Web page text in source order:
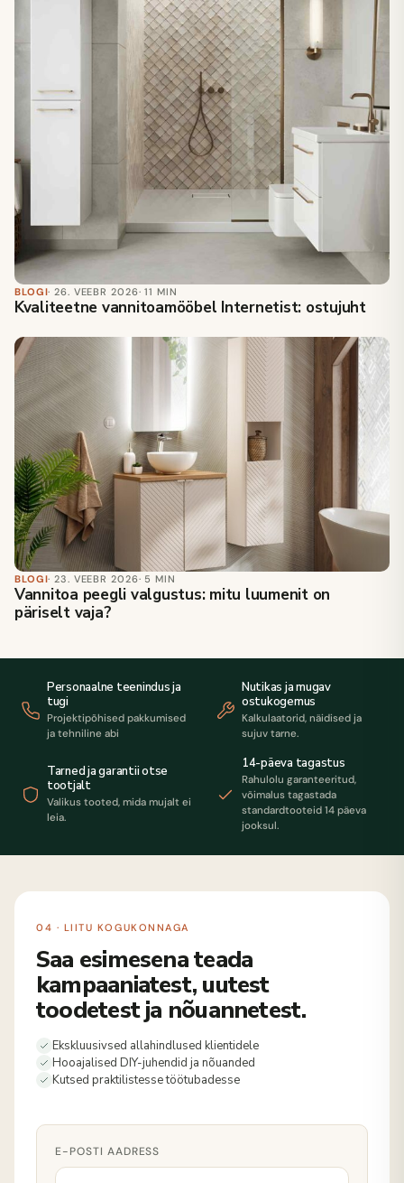
BLOGI· 26. VEEBR 2026· 11 MIN
Kvaliteetne vannitoamööbel Internetist: ostujuht
BLOGI· 23. VEEBR 2026· 5 MIN
Vannitoa peegli valgustus: mitu luumenit on
päriselt vaja?
Personaalne teenindus ja
tugi
Projektipõhised pakkumised
ja tehniline abi
Nutikas ja mugav
ostukogemus
Kalkulaatorid, näidised ja
sujuv tarne.
Tarned ja garantii otse
tootjalt
Valikus tooted, mida mujalt ei
leia.
14-päeva tagastus
Rahulolu garanteeritud,
võimalus tagastada
standardtooteid 14 päeva
jooksul.
04 · LIITU KOGUKONNAGA
Saa esimesena teada
kampaaniatest, uutest
toodetest ja nõuannetest.
Ekskluusivsed allahindlused klientidele
Hooajalised DIY-juhendid ja nõuanded
Kutsed praktilistesse töötubadesse
E-POSTI AADRESS